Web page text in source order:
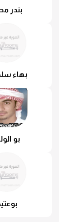
بندر
بهاء
بو